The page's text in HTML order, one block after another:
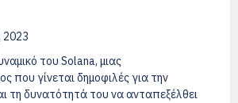
2023
του Solana, μιας
που γίνεται δημοφιλές για την
τη δυνατότητά του να ανταπεξέλθει